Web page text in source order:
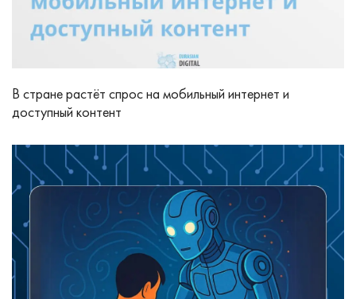
В стране растёт спрос на мобильный интернет и
доступный контент